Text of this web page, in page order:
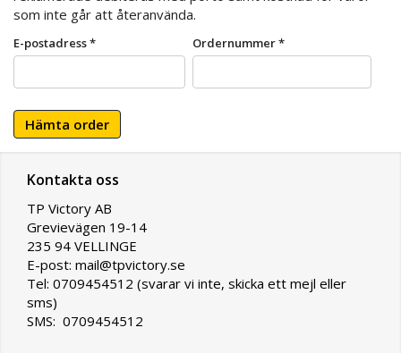
som inte går att återanvända.
E-postadress * Ordernummer *
Hämta order
Kontakta oss
TP Victory AB
Grevievägen 19-14
235 94 VELLINGE
E-post: mail@tpvictory.se
Tel: 0709454512 (svarar vi inte, skicka ett mejl eller
sms)
SMS: 0709454512